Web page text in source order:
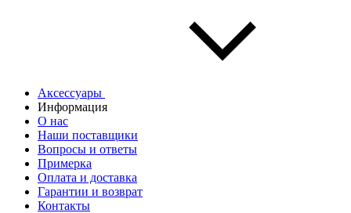
Аксессуары
Информация
О нас
Наши поставщики
Вопросы и ответы
Примерка
Оплата и доставка
Гарантии и возврат
Контакты